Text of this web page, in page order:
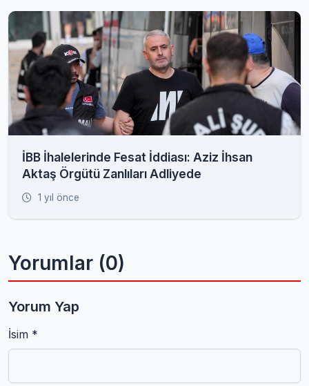
İBB İhalelerinde Fesat İddiası: Aziz İhsan
Aktaş Örgütü Zanlıları Adliyede
1 yıl önce
Yorumlar (0)
Yorum Yap
İsim *